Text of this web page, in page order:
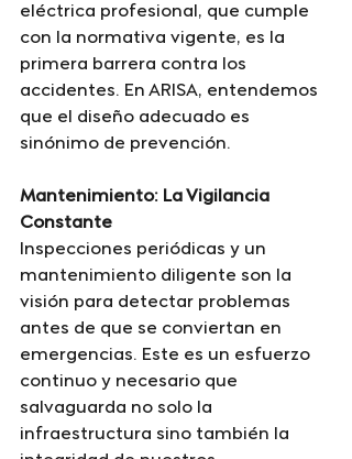
eléctrica profesional, que cumple
con la normativa vigente, es la
primera barrera contra los
accidentes. En ARISA, entendemos
que el diseño adecuado es
sinónimo de prevención.
Mantenimiento: La Vigilancia
Constante
Inspecciones periódicas y un
mantenimiento diligente son la
visión para detectar problemas
antes de que se conviertan en
emergencias. Este es un esfuerzo
continuo y necesario que
salvaguarda no solo la
infraestructura sino también la